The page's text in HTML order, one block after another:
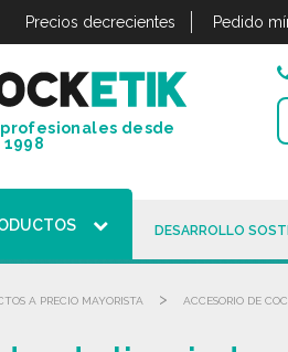
Precios decrecientes Pedido
desde
1998
DESARROLLO
A PRECIO MAYORISTA > ACCESORIO DE